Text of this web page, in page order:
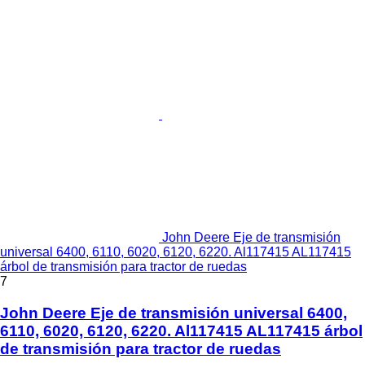
John Deere Eje de transmisión
universal 6400, 6110, 6020, 6120, 6220. Al117415 AL117415
árbol de transmisión para tractor de ruedas
7
John Deere Eje de transmisión universal 6400,
6110, 6020, 6120, 6220. Al117415 AL117415 árbol
de transmisión para tractor de ruedas